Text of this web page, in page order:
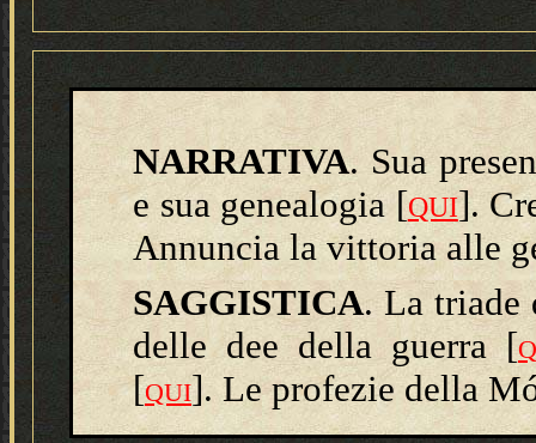
NARRATIVA. Sua
e sua genealogia [QUI].
Annuncia la vittoria alle
SAGGISTICA.La triade
delle dee della guerra[
[QUI]. Le profezie della